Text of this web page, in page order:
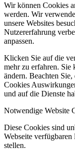
Wir können Cookies
werden. Wir
unsere Websites
Nutzererfahrung
anpassen.
Klicken Sie auf die
mehr zu erfahren. Sie
ändern. Beachten
Cookies
und auf die Dienste
Notwendige Website
Diese Cookies sind
Webseite
stellen.